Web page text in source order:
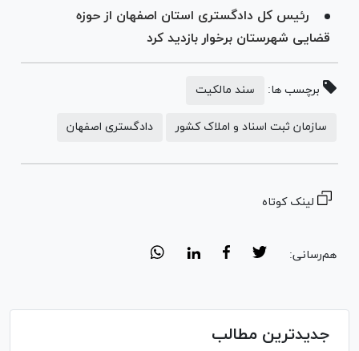
رئیس کل دادگستری استان اصفهان از حوزه‌
قضایی شهرستان برخوار بازدید کرد
برچسب ها: سند مالکیت
سازمان ثبت اسناد و املاک کشور دادگستری اصفهان
لینک کوتاه
هم‌رسانی:
جدیدترین مطالب